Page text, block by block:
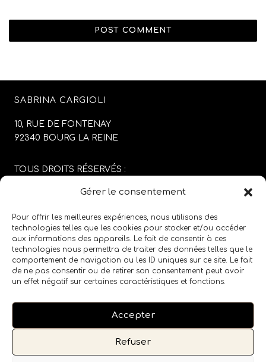
Gérer le consentement
Pour offrir les meilleures expériences, nous utilisons des
technologies telles que les cookies pour stocker et/ou accéder
aux informations des appareils. Le fait de consentir à ces
technologies nous permettra de traiter des données telles que le
comportement de navigation ou les ID uniques sur ce site. Le fait
de ne pas consentir ou de retirer son consentement peut avoir
un effet négatif sur certaines caractéristiques et fonctions.
Accepter
Refuser
SABRINA CARGIOLI
10, RUE DE FONTENAY
92340 BOURG LA REINE
TOUS DROITS RÉSERVÉS :
CONCEPTION DU SITE :
MENTIONS LÉGALES/CGV
SUIVEZ LE SALON SUR LES RÉSEAUX SOCIAUX